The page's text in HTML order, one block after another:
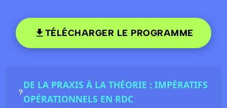
TÉLÉCHARGER LE PROGRAMME
DE LA PRAXIS À LA THÉORIE : IMPÉRATIFS
OPÉRATIONNELS EN RDC